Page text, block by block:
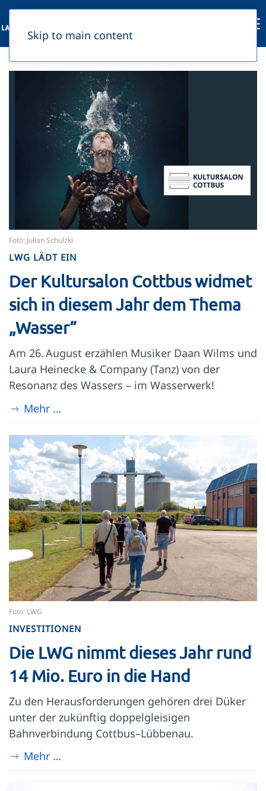
Skip to main content
Foto: Julian Schulzki
LWG LÄDT EIN
Der Kultursalon Cottbus widmet
sich in diesem Jahr dem Thema
„Wasser“
Am 26. August erzählen Musiker Daan Wilms und
Laura Heinecke & Company (Tanz) von der
Resonanz des Wassers – im Wasserwerk!
Mehr …
Foto: LWG
INVESTITIONEN
Die LWG nimmt dieses Jahr rund
14 Mio. Euro in die Hand
Zu den Herausforderungen gehören drei Düker
unter der zukünftig doppelgleisigen
Bahnverbindung Cottbus–Lübbenau.
Mehr …